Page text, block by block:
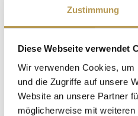
Zustimmung
Diese Webseite verwendet
Wir verwenden Cookies,
und die Zugriffe auf unsere
Website an unsere Partner
möglicherweise mit
speciali
preziosi
forma di vapore.
rilassante e